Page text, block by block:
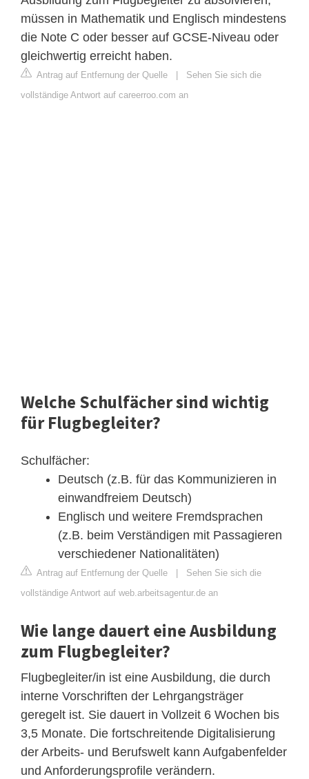
müssen in Mathematik und Englisch mindestens
die Note C oder besser auf GCSE-Niveau oder
gleichwertig erreicht haben.
Antrag auf Entfernung der Quelle
Sehen Sie sich die
vollständige Antwort auf careerroo.com an
Welche Schulfächer sind wichtig
für Flugbegleiter?
Schulfächer:
Deutsch (z.B. für das Kommunizieren in
einwandfreiem Deutsch)
Englisch und weitere Fremdsprachen
(z.B. beim Verständigen mit Passagieren
verschiedener Nationalitäten)
Antrag auf Entfernung der Quelle
Sehen Sie sich die
vollständige Antwort auf web.arbeitsagentur.de an
Wie lange dauert eine Ausbildung
zum Flugbegleiter?
Flugbegleiter/in ist eine Ausbildung, die durch
interne Vorschriften der Lehrgangsträger
geregelt ist. Sie dauert in Vollzeit 6 Wochen bis
3,5 Monate. Die fortschreitende Digitalisierung
der Arbeits- und Berufswelt kann Aufgabenfelder
und Anforderungsprofile verändern.